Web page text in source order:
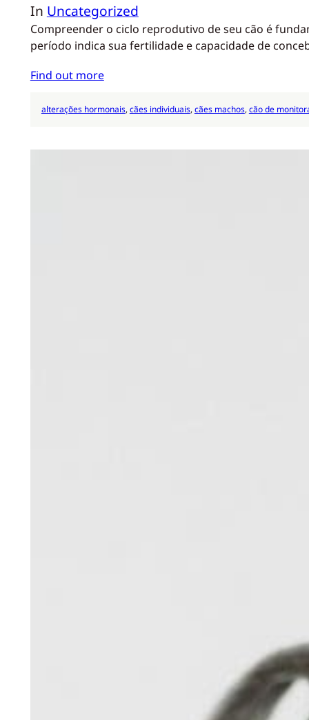
In Uncategorized
Compreender o ciclo reprodutivo de seu cão é
período indica sua fertilidade e capacidade de
Find out more
alterações hormonais, cães individuais, cães machos, cão de